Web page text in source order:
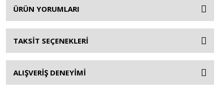
ÜRÜN YORUMLARI
TAKSİT SEÇENEKLERİ
ALIŞVERİŞ DENEYİMİ